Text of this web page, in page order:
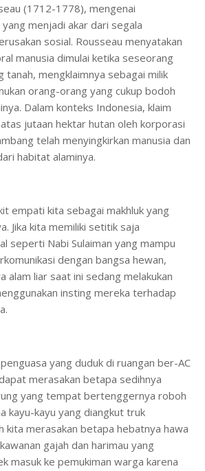
(1712-1778), mengenai
menjadi akar dari segala
sosial. Rousseau menyatakan
manusia dimulai ketika seseorang
tanah, mengklaimnya sebagai milik
orang-orang yang cukup bodoh
Dalam konteks Indonesia, klaim
jutaan hektar hutan oleh korporasi
telah menyingkirkan manusia dan
habitat alaminya.
empati kita sebagai makhluk yang
Jika kita memiliki setitik saja
seperti Nabi Sulaiman yang mampu
dengan bangsa hewan,
alam liar saat ini sedang melakukan
insting mereka terhadap
yang duduk di ruangan ber-AC
merasakan betapa sedihnya
yang tempat bertenggernya roboh
kayu-kayu yang diangkut truk
kita merasakan betapa hebatnya hawa
gajah dan harimau yang
masuk ke pemukiman warga karena